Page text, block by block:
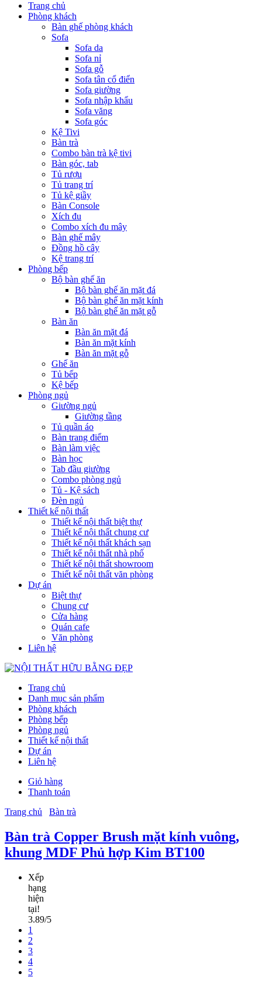
Trang chủ
Phòng khách
Bàn ghế phòng khách
Sofa
Sofa da
Sofa nỉ
Sofa gỗ
Sofa tân cổ điển
Sofa giường
Sofa nhập khẩu
Sofa văng
Sofa góc
Kệ Tivi
Bàn trà
Combo bàn trà kệ tivi
Bàn góc, tab
Tủ rượu
Tủ trang trí
Tủ kệ giầy
Bàn Console
Xích đu
Combo xích đu mây
Bàn ghế mây
Đồng hồ cây
Kệ trang trí
Phòng bếp
Bộ bàn ghế ăn
Bộ bàn ghế ăn mặt đá
Bộ bàn ghế ăn mặt kính
Bộ bàn ghế ăn mặt gỗ
Bàn ăn
Bàn ăn mặt đá
Bàn ăn mặt kính
Bàn ăn mặt gỗ
Ghế ăn
Tủ bếp
Kệ bếp
Phòng ngủ
Giường ngủ
Giường tầng
Tủ quần áo
Bàn trang điểm
Bàn làm việc
Bàn học
Tab đầu giường
Combo phòng ngủ
Tủ - Kệ sách
Đèn ngủ
Thiết kế nội thất
Thiết kế nội thất biệt thự
Thiết kế nội thất chung cư
Thiết kế nội thất khách sạn
Thiết kế nội thất nhà phố
Thiết kế nội thất showroom
Thiết kế nội thất văn phòng
Dự án
Biệt thự
Chung cư
Cửa hàng
Quán cafe
Văn phòng
Liên hệ
Trang chủ
Danh mục sản phẩm
Phòng khách
Phòng bếp
Phòng ngủ
Thiết kế nội thất
Dự án
Liên hệ
Giỏ hàng
Thanh toán
Trang chủ
Bàn trà
Bàn trà Copper Brush mặt kính vuông,
khung MDF Phủ hợp Kim BT100
Xếp
hạng
hiện
tại!
3.89/5
1
2
3
4
5